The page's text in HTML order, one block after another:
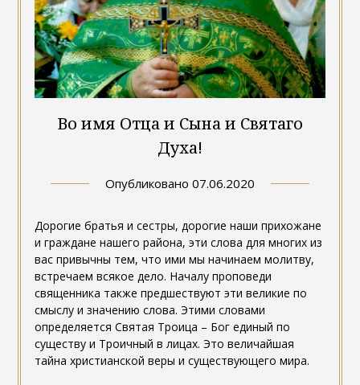
Во имя Отца и Сына и Святаго
Духа!
Опубликовано 07.06.2020
Дорогие братья и сестры, дорогие наши прихожане
и граждане нашего района, эти слова для многих из
вас привычны тем, что ими мы начинаем молитву,
встречаем всякое дело. Началу проповеди
священника также предшествуют эти великие по
смыслу и значению слова. Этими словами
определяется Святая Троица – Бог единый по
существу и Троичный в лицах. Это величайшая
тайна христианской веры и существующего мира.